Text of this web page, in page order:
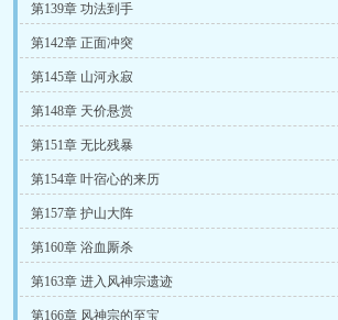
第139章 功法到手
第142章 正面冲突
第145章 山河永寂
第148章 天价悬赏
第151章 无比残暴
第154章 叶宿心的来历
第157章 护山大阵
第160章 浴血厮杀
第163章 进入风神宗遗迹
第166章 风神宗的至宝